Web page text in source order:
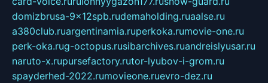
domizbrusa-9x12spb.rudemaholding.ruaalse.ru
a380club.ruargentinamia.ruperkoka.rumovie-one.ru
perk-oka.rug-octopus.rusibarchives.ruandreislyusar.ru
naruto-x.rupursefactory.rutor-lyubov-i-grom.ru
spayderhed-2022.rumovieone.ruevro-dez.ru